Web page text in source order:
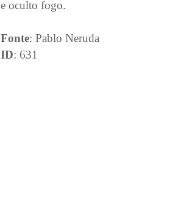
e oculto fogo.
Fonte: Pablo Neruda
ID: 631